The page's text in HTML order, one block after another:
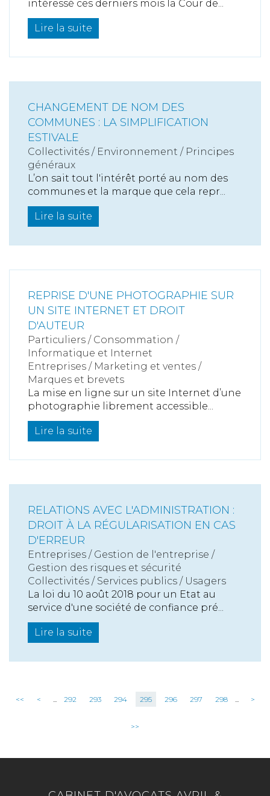
intéressé ces derniers mois la Cour de...
Lire la suite
CHANGEMENT DE NOM DES
COMMUNES : LA SIMPLIFICATION
ESTIVALE
Collectivités / Environnement / Principes
généraux
L’on sait tout l'intérêt porté au nom des
communes et la marque que cela repr...
Lire la suite
REPRISE D'UNE PHOTOGRAPHIE SUR
UN SITE INTERNET ET DROIT
D'AUTEUR
Particuliers / Consommation /
Informatique et Internet
Entreprises / Marketing et ventes /
Marques et brevets
La mise en ligne sur un site Internet d’une
photographie librement accessible...
Lire la suite
RELATIONS AVEC L'ADMINISTRATION :
DROIT À LA RÉGULARISATION EN CAS
D'ERREUR
Entreprises / Gestion de l'entreprise /
Gestion des risques et sécurité
Collectivités / Services publics / Usagers
La loi du 10 août 2018 pour un Etat au
service d'une société de confiance pré...
Lire la suite
<< < ... 292 293 294 295 296 297 298 ... >
>>